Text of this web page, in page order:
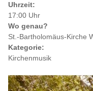
Uhrzeit:
17:00 Uhr
Wo genau?
St.-Bartholomäus-Kirche
Kategorie:
Kirchenmusik